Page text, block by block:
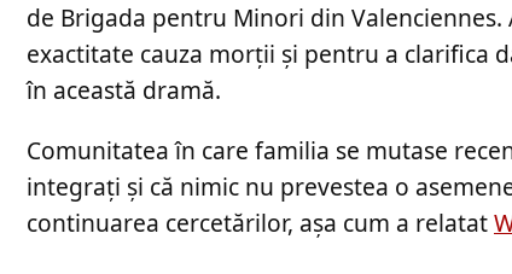
de Brigada pentru Minori din
exactitate cauza morții și pentru a clarifica
în această dramă.
Comunitatea în care familia se mutase
integrați și că nimic nu prevestea o
continuarea cercetărilor, așa cum a relatat